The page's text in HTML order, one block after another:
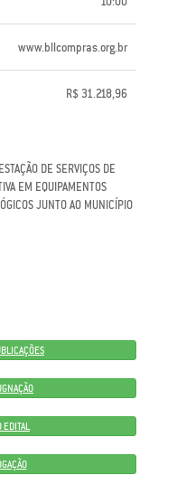
www.bllcompras.org.br
R$ 31.218,96
DE SERVIÇOS DE
EM EQUIPAMENTOS
JUNTO AO MUNICÍPIO
EDITAL